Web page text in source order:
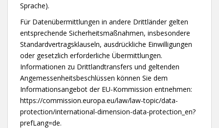
Sprache).
Für Datenübermittlungen in andere Drittländer gelten
entsprechende Sicherheitsmaßnahmen, insbesondere
Standardvertragsklauseln, ausdrückliche Einwilligungen
oder gesetzlich erforderliche Übermittlungen.
Informationen zu Drittlandtransfers und geltenden
Angemessenheitsbeschlüssen können Sie dem
Informationsangebot der EU-Kommission entnehmen:
https://commission.europa.eu/law/law-topic/data-
protection/international-dimension-data-protection_en?
prefLang=de.